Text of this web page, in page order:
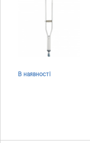
В наявності